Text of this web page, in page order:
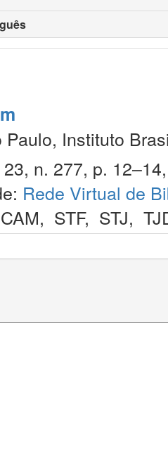
Instituto
n. 277, p.
Rede Virtual de
CAM, STF, STJ,